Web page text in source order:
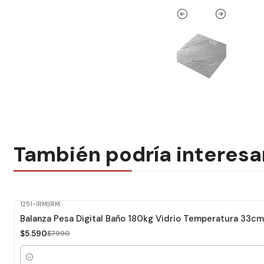
También podría
-30% Dcto.
1251-IRM IRM
Balanza Pesa Digital Baño 180kg Vidrio Temperatura 33cm
$5.590$7.990